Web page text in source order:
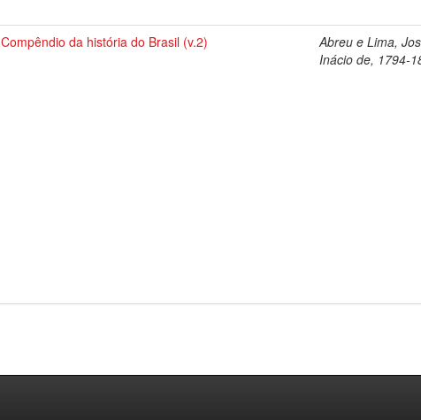
Compêndio da história do Brasil (v.2)
Abreu e Lima,
Inácio de, 1794-